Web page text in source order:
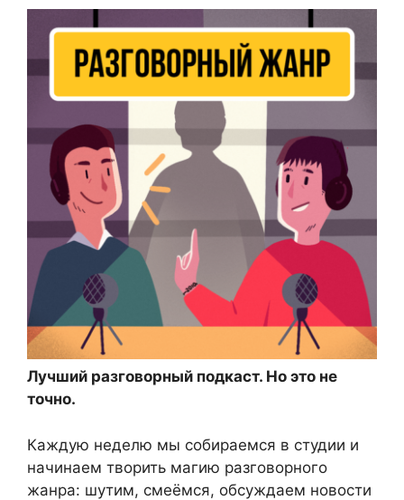
Лучший разговорный подкаст. Но это не
точно.
Каждую неделю мы собираемся в студии и
начинаем творить магию разговорного
жанра: шутим, смеёмся, обсуждаем новости